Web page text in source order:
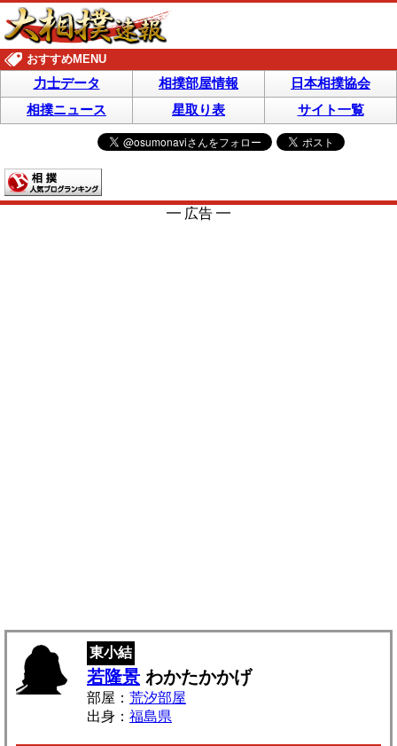
おすすめMENU
力士データ 相撲部屋情報
日本相撲協会
相撲ニュース
星取り表 サイト一覧
━ 広告 ━
東小結
若隆景 わかたかかげ
部屋： 荒汐部屋
出身： 福島県